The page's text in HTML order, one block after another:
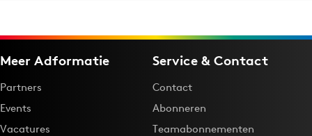
Meer Adformatie
Partners
Events
Vacatures
Service & Contact
Contact
Abonneren
Teamabonnementen